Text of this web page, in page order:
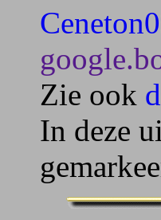
Zie ook
In deze